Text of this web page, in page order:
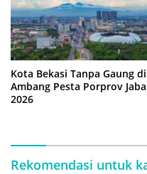
Kota Bekasi Tanpa Gaung di
Ambang Pesta Porprov
2026
Rekomendasi untuk